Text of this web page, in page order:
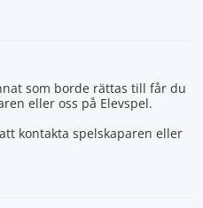
som borde rättas till får du
eller oss på Elevspel.
kontakta spelskaparen eller